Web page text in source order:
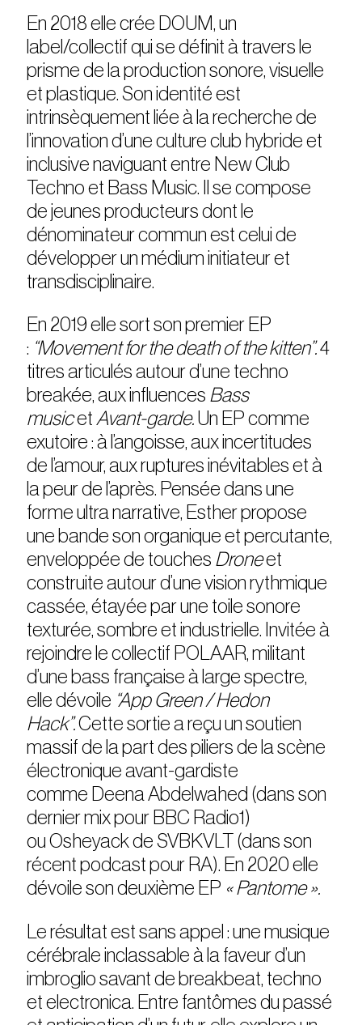
En 2018 elle crée DOUM, un
label/collectif qui se définit à travers le
prisme de la production sonore, visuelle
et plastique. Son identité est
intrinsèquement liée à la recherche de
l’innovation d’une culture club hybride et
inclusive naviguant entre New Club
Techno et Bass Music. Il se compose
de jeunes producteurs dont le
dénominateur commun est celui de
développer un médium initiateur et
transdisciplinaire.
En 2019 elle sort son premier EP
: “Movement for the death of the kitten”.4
titres articulés autour d’une techno
breakée, aux influences Bass
musicet Avant-garde. Un EP comme
exutoire : à l’angoisse, aux incertitudes
de l’amour, aux ruptures inévitables et à
la peur de l’après. Pensée dans une
forme ultra narrative, Esther propose
une bande son organique et percutante,
enveloppée de touches Droneet
construite autour d’une vision rythmique
cassée, étayée par une toile sonore
texturée, sombre et industrielle. Invitée à
rejoindre le collectif POLAAR, militant
d’une bass française à large spectre,
elle dévoile “App Green / Hedon
Hack”.Cette sortie a reçu un soutien
massif de la part des piliers de la scène
électronique avant-gardiste
comme Deena Abdelwahed (dans son
dernier mix pour BBC Radio1)
ou Osheyack de SVBKVLT (dans son
récent podcast pour RA). En 2020 elle
dévoile son deuxième EP « Pantome ».
Le résultat est sans appel : une musique
cérébrale inclassable à la faveur d’un
imbroglio savant de breakbeat, techno
et electronica. Entre fantômes du passé